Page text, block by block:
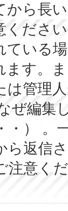
から長
くださ
いる
ます。
管理
ぜ編集
・） 。
ら返信
注意く